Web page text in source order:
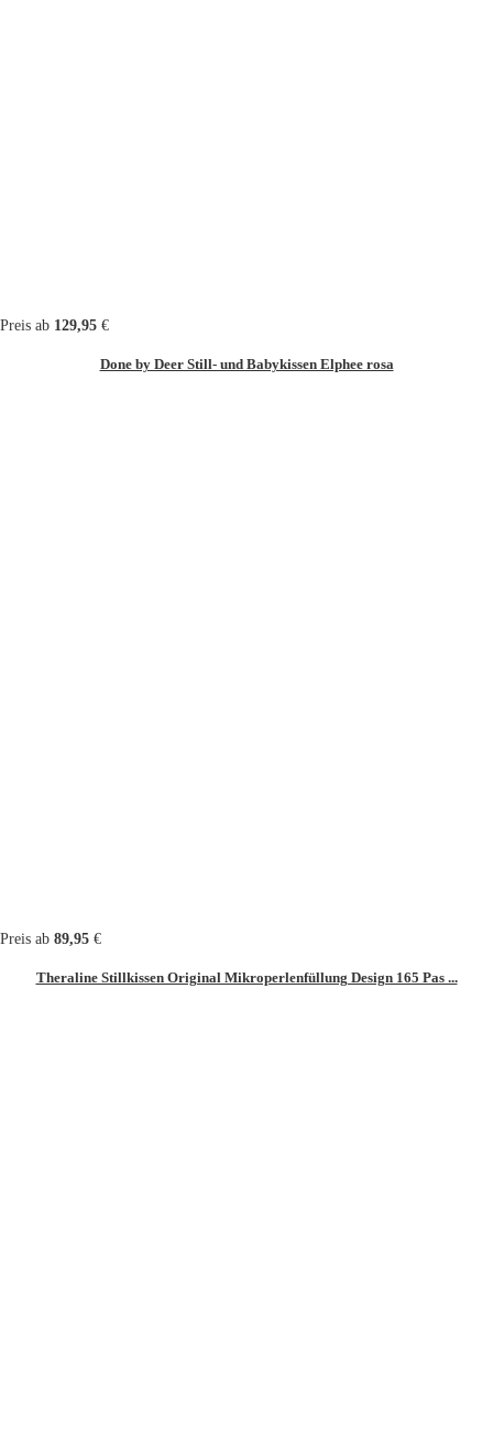
Preis ab 129,95 €
Done by Deer Still- und Babykissen Elphee rosa
Preis ab 89,95 €
Theraline Stillkissen Original Mikroperlenfüllung Design 165 Pas ...